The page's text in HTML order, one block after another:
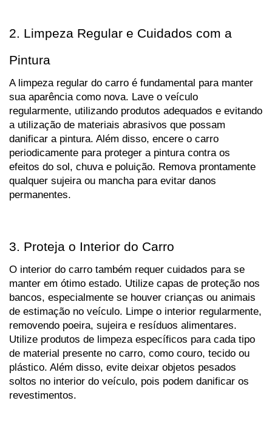
2. Limpeza Regular e Cuidados com a
Pintura
A limpeza regular do carro é fundamental para manter
sua aparência como nova. Lave o veículo
regularmente, utilizando produtos adequados e evitando
a utilização de materiais abrasivos que possam
danificar a pintura. Além disso, encere o carro
periodicamente para proteger a pintura contra os
efeitos do sol, chuva e poluição. Remova prontamente
qualquer sujeira ou mancha para evitar danos
permanentes.
3. Proteja o Interior do Carro
O interior do carro também requer cuidados para se
manter em ótimo estado. Utilize capas de proteção nos
bancos, especialmente se houver crianças ou animais
de estimação no veículo. Limpe o interior regularmente,
removendo poeira, sujeira e resíduos alimentares.
Utilize produtos de limpeza específicos para cada tipo
de material presente no carro, como couro, tecido ou
plástico. Além disso, evite deixar objetos pesados
soltos no interior do veículo, pois podem danificar os
revestimentos.